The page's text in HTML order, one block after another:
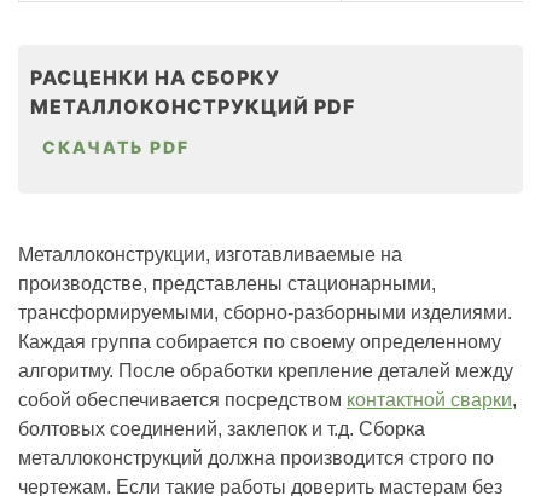
РАСЦЕНКИ НА СБОРКУ
МЕТАЛЛОКОНСТРУКЦИЙ PDF
СКАЧАТЬ PDF
Металлоконструкции, изготавливаемые на
производстве, представлены стационарными,
трансформируемыми, сборно-разборными изделиями.
Каждая группа собирается по своему определенному
алгоритму. После обработки крепление деталей между
собой обеспечивается посредством контактной сварки,
болтовых соединений, заклепок и т.д. Сборка
металлоконструкций должна производится строго по
чертежам. Если такие работы доверить мастерам без